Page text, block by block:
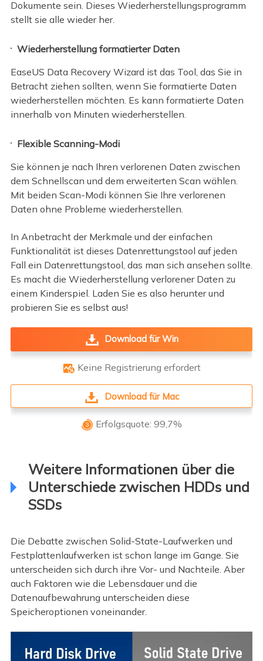
Dokumente sein. Dieses Wiederherstellungsprogramm
stellt sie alle wieder her.
Wiederherstellung formatierter Daten
EaseUS Data Recovery Wizard ist das Tool, das Sie in
Betracht ziehen sollten, wenn Sie formatierte Daten
wiederherstellen möchten. Es kann formatierte Daten
innerhalb von Minuten wiederherstellen.
Flexible Scanning-Modi
Sie können je nach Ihren verlorenen Daten zwischen
dem Schnellscan und dem erweiterten Scan wählen.
Mit beiden Scan-Modi können Sie Ihre verlorenen
Daten ohne Probleme wiederherstellen.
In Anbetracht der Merkmale und der einfachen
Funktionalität ist dieses Datenrettungstool auf jeden
Fall ein Datenrettungstool, das man sich ansehen sollte.
Es macht die Wiederherstellung verlorener Daten zu
einem Kinderspiel. Laden Sie es also herunter und
probieren Sie es selbst aus!
Download für Win
 Keine Registrierung erfordert
Download für Mac
 Erfolgsquote: 99,7%
Weitere Informationen über die
Unterschiede zwischen HDDs und
SSDs
Die Debatte zwischen Solid-State-Laufwerken und
Festplattenlaufwerken ist schon lange im Gange. Sie
unterscheiden sich durch ihre Vor- und Nachteile. Aber
auch Faktoren wie die Lebensdauer und die
Datenaufbewahrung unterscheiden diese
Speicheroptionen voneinander.